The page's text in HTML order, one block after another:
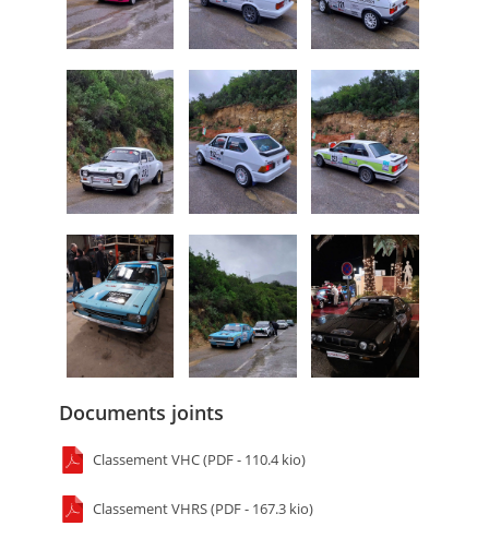
Documents joints
Classement VHC (PDF - 110.4 kio)
Classement VHRS (PDF - 167.3 kio)